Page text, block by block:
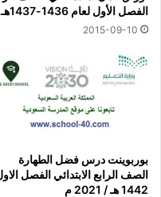
الفصل الأول لعام 1436-1437هـ
2015-09-10
بوربوينت درس فضل الطهارة
الصف الرابع الابتدائي الفصل
1442 هـ / 2021 م